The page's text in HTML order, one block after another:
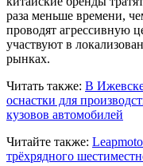
раза меньше времени,
проводят агрессивную
участвуют в
рынках.
Читать также: В
оснастки для
кузовов автомобилей
Читайте также:
трёхрядного